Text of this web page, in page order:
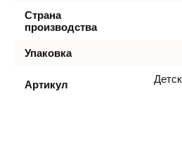
Страна
производства
Упаковка
Артикул